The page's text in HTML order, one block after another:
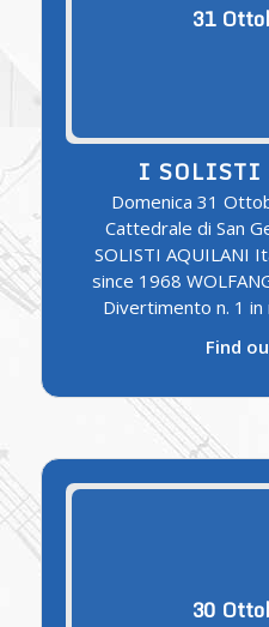
31
I
Domenica 31
Cattedrale di San
SOLISTI AQUILANI
since 1968
Divertimento n. 1
Find
30